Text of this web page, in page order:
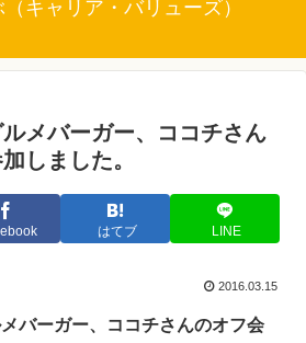
キャリア・バリューズ）
メバーガー、ココチさん
しました。
はてブ LINE
2016.03.15
バーガー、ココチさんのオフ会